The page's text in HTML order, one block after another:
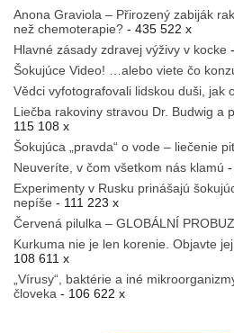
Anona Graviola – Přirozený zabiják
než chemoterapie? - 435 522 x
Hlavné zásady zdravej výživy v kocke
Šokujúce Video! …alebo viete čo
Vědci vyfotografovali lidskou duši, jak
Liečba rakoviny stravou Dr. Budwig a
115 108 x
Šokujúca „pravda“ o vode – liečenie
Neuveríte, v čom všetkom nás klamú -
Experimenty v Rusku prinášajú
nepíše - 111 223 x
Červená pilulka – GLOBÁLNÍ
Kurkuma nie je len korenie. Objavte
108 611 x
„Vírusy“, baktérie a iné
človeka - 106 622 x